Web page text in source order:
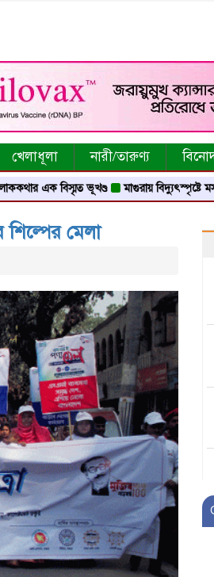
খেলাধূলা নারী/তারুণ্য
এক বিস্মৃত ভূখণ্ড মাগুরায় বিদ্যুৎস্পৃষ্টে
শিল্পের মেলা